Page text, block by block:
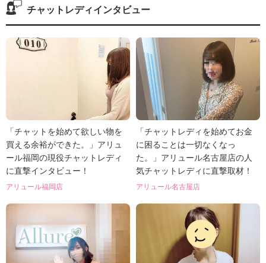
チャットレディインタビュー
「チャットを始めて欲しい物を
買える余裕ができた。」アリュ
ール福岡の現役チャットレディ
に直撃インタビュー！
アリュール福岡店
「チャットレディを始めてお金
に困ることは一切なくなっ
た。」アリュール名古屋店の人
気チャットレディに直撃取材！
アリュール名古屋店